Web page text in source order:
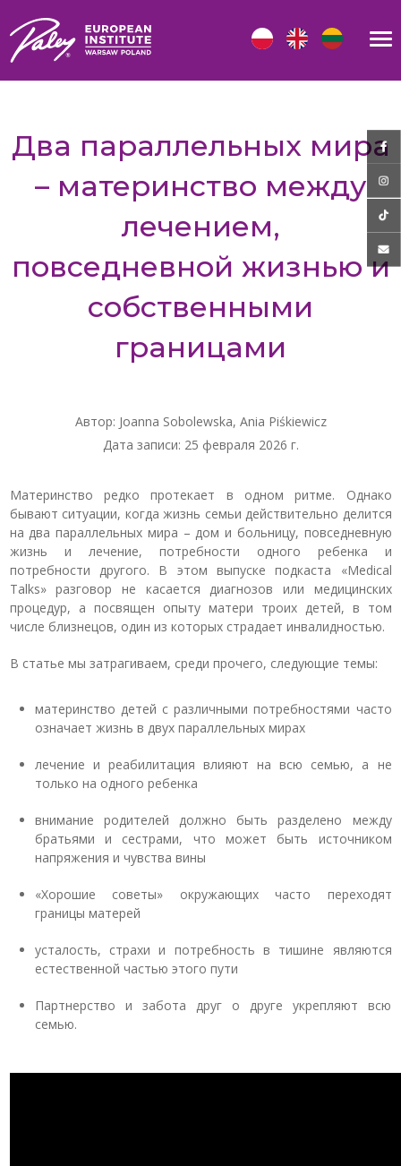
Два параллельных мира
– материнство между
лечением,
повседневной жизнью и
собственными
границами
Автор: Joanna Sobolewska, Ania Piśkiewicz
Дата записи: 25 февраля 2026 г.
Материнство редко протекает в одном ритме. Однако
бывают ситуации, когда жизнь семьи действительно делится
на два параллельных мира – дом и больницу, повседневную
жизнь и лечение, потребности одного ребенка и
потребности другого. В этом выпуске подкаста «Medical
Talks» разговор не касается диагнозов или медицинских
процедур, а посвящен опыту матери троих детей, в том
числе близнецов, один из которых страдает инвалидностью.
В статье мы затрагиваем, среди прочего, следующие темы:
материнство детей с различными потребностями часто
означает жизнь в двух параллельных мирах
лечение и реабилитация влияют на всю семью, а не
только на одного ребенка
внимание родителей должно быть разделено между
братьями и сестрами, что может быть источником
напряжения и чувства вины
«Хорошие советы» окружающих часто переходят
границы матерей
усталость, страхи и потребность в тишине являются
естественной частью этого пути
Партнерство и забота друг о друге укрепляют всю
семью.